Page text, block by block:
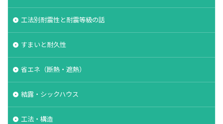
工法別耐震性と耐震等級の話
すまいと耐久性
省エネ（断熱・遮熱）
結露・シックハウス
工法・構造